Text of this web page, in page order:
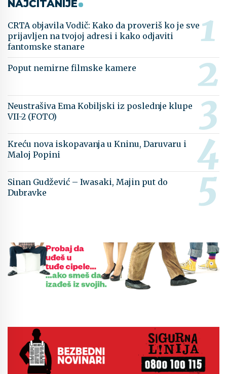
NAJČITANIJE
CRTA objavila Vodič: Kako da proveriš ko je sve
prijavljen na tvojoj adresi i kako odjaviti
fantomske stanare
Poput nemirne filmske kamere
Neustrašiva Ema Kobiljski iz poslednje klupe
VII-2 (FOTO)
Kreću nova iskopavanja u Kninu, Daruvaru i
Maloj Popini
Sinan Gudžević – Iwasaki, Majin put do
Dubravke